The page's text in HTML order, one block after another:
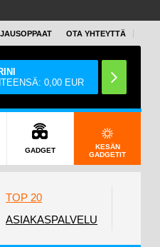
OTA YHTEYTTÄ
0,00 EUR
GADGET
KESÄN
GADGETIT
TOP 20
ASIAKASPALVELU